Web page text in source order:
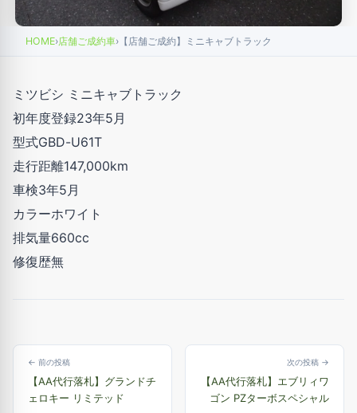
HOME›店舗ご成約車› 【店舗ご成約】ミニキャブトラック
ミツビシ ミニキャブトラック
初年度登録23年5月
型式GBD-U61T
走行距離147,000km
車検3年5月
カラーホワイト
排気量660cc
修復歴無
← 前の投稿
【AA代行落札】グランドチ
ェロキー リミテッド
次の投稿 →
【AA代行落札】エブリィワ
ゴン PZターボスペシャル